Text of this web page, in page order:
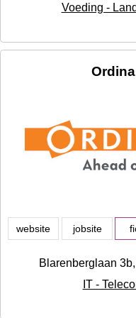
Voeding -
Ordina
website jobsite
Blarenberglaan
IT -